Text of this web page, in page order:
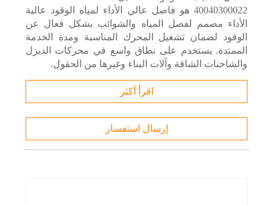
40040300022 هو فاصل عالي الأداء لمياه الوقود عالية
الأداء مصمم لفصل المياه والشوائب بشكل فعال عن
الوقود لضمان تشغيل المحرك المناسبة ومدة الخدمة
الممتدة. يستخدم على نطاق واسع في محركات الديزل
والشاحنات الشاقة وآلات البناء وغيرها من الحقول.
اقرأ أكثر
إرسال استفسار